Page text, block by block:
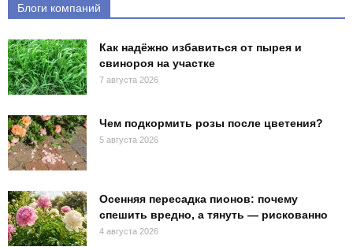
Блоги компаний
Как надёжно избавиться от пырея и
свинороя на участке
7 августа 2026
Чем подкормить розы после цветения?
5 августа 2026
Осенняя пересадка пионов: почему
спешить вредно, а тянуть — рискованно
4 августа 2026